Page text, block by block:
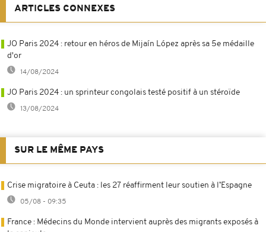
ARTICLES CONNEXES
JO Paris 2024 : retour en héros de Mijaín López après sa 5e médaille
d'or
14/08/2024
JO Paris 2024 : un sprinteur congolais testé positif à un stéroïde
13/08/2024
SUR LE MÊME PAYS
Crise migratoire à Ceuta : les 27 réaffirment leur soutien à l’Espagne
05/08 - 09:35
France : Médecins du Monde intervient auprès des migrants exposés à